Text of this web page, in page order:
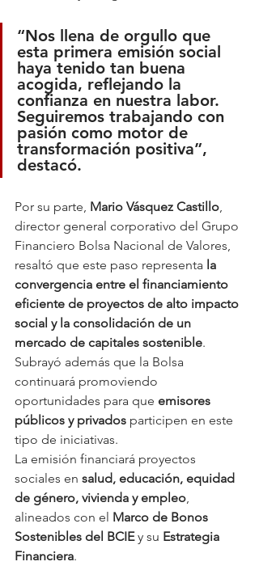
“Nos llena de orgullo que
esta primera emisión social
haya tenido tan buena
acogida, reflejando la
confianza en nuestra labor.
Seguiremos trabajando con
pasión como motor de
transformación positiva”,
destacó.
Por su parte, Mario Vásquez Castillo,
director general corporativo del Grupo
Financiero Bolsa Nacional de Valores,
resaltó que este paso representa la
convergencia entre el financiamiento
eficiente de proyectos de alto impacto
social y la consolidación de un
mercado de capitales sostenible.
Subrayó además que la Bolsa
continuará promoviendo
oportunidades para que emisores
públicos y privados participen en este
tipo de iniciativas.
La emisión financiará proyectos
sociales en salud, educación, equidad
de género, vivienda y empleo,
alineados con el Marco de Bonos
Sostenibles del BCIE y su Estrategia
Financiera.